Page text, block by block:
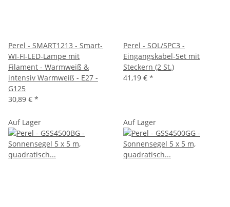
Perel - SMART1213 - Smart-
WI-FI-LED-Lampe mit
Filament - Warmweiß &
intensiv Warmweiß - E27 -
G125
30,89 € *
Perel - SOL/SPC3 -
Eingangskabel-Set mit
Steckern (2 St.)
41,19 € *
Auf Lager Auf Lager